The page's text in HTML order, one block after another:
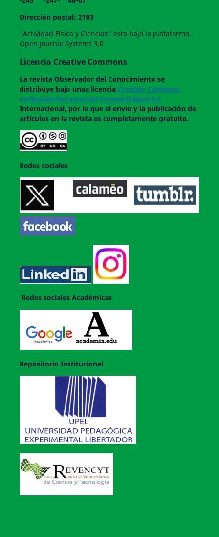
Dirección postal: 2103
"Actividad Física y Ciencias" esta bajo la plataforma,
Open Journal Systems 3.0
Licencia Creative Commons
La revistaObservador del Conocimiento se
distribuye bajo unaa licencia Creative Commons
Atribución-NoComercial-CompartirIgual 4.0
Internacional, por lo que el envío y la publicación de
artículos en la revista es completamente gratuito.
Redes sociales
Redes sociales Académicas
Repositorio Institucional